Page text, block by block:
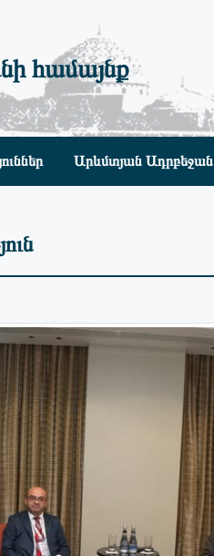
համայնք
Արևմտյան Ադրբեջան